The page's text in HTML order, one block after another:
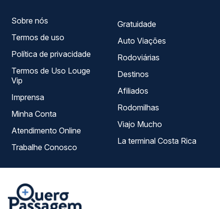
Sobre nós
Termos de uso
Política de privacidade
Termos de Uso Louge
Vip
Imprensa
Minha Conta
Atendimento Online
Trabalhe Conosco
Gratuidade
Auto Viações
Rodoviárias
Destinos
Afiliados
Rodomilhas
Viajo Mucho
La terminal Costa Rica